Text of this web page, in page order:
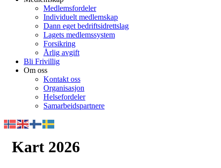
Medlemsfordeler
Individuelt medlemskap
Dann eget bedriftsidrettslag
Lagets medlemssystem
Forsikring
Årlig avgift
Bli Frivillig
Om oss
Kontakt oss
Organisasjon
Helsefordeler
Samarbeidspartnere
Kart 2026